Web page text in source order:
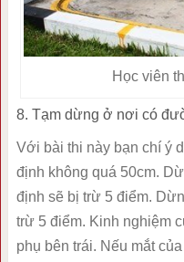
Học viên
8. Tạm dừng ở nơi có
Với bài thi này bạn chí ý
định không quá 50cm.
định sẽ bị trừ 5 điểm.
trừ 5 điểm. Kinh nghiệm
phụ bên trái. Nếu mắt